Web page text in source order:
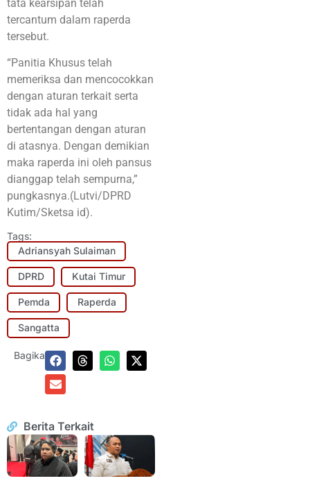
tata kearsipan telah
tercantum dalam raperda
tersebut.
“Panitia Khusus telah
memeriksa dan mencocokkan
dengan aturan terkait serta
tidak ada hal yang
bertentangan dengan aturan
di atasnya. Dengan demikian
maka raperda ini oleh pansus
dianggap telah sempurna,”
pungkasnya.(Lutvi/DPRD
Kutim/Sketsa id).
Tags:
Adriansyah Sulaiman
DPRD Kutai Timur
Pemda Raperda
Sangatta
Bagikan:
Berita Terkait